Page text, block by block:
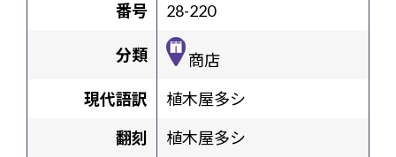
番号
28-220
分類
商店
現代語訳
植木屋多シ
翻刻
植木屋多シ